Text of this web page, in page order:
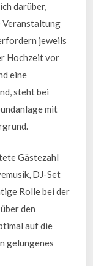
darüber,
Veranstaltung
jeweils
Hochzeit vor
eine
steht bei
mit
Gästezahl
DJ-Set
Rolle bei der
den
auf die
gelungenes